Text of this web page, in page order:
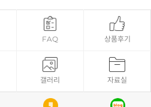
FAQ 상품후기
갤러리 자료실